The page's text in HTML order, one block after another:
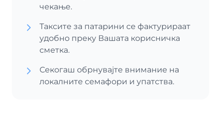
чекање.
Таксите за патарини се фактурираат
удобно преку Вашата корисничка
сметка.
Секогаш обрнувајте внимание на
локалните семафори и упатства.